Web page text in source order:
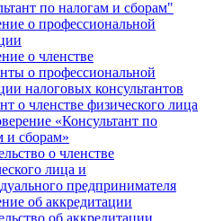
по налогам и сборам"
о профессиональной
о членстве
о профессиональной
налоговых консультантов
о членстве физического лица
«Консультант по
и сборам»
о членстве
лица и
предпринимателя
об аккредитации
об аккредитации